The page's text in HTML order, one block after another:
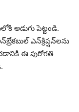
అడుగు పెట్టండి.
ఎన్‌క్రిప్షన్‌లను
ఈ పురోగతి